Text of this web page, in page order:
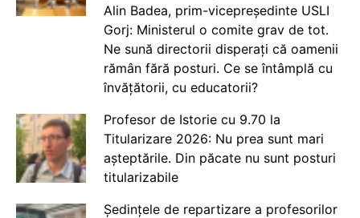
Alin Badea, prim-vicepreședinte USLI
Gorj: Ministerul o comite grav de tot.
Ne sună directorii disperați că oamenii
rămân fără posturi. Ce se întâmplă cu
învățătorii, cu educatorii?
Profesor de Istorie cu 9.70 la
Titularizare 2026: Nu prea sunt mari
așteptările. Din păcate nu sunt posturi
titularizabile
Ședințele de repartizare a profesorilor